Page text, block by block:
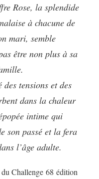
Rose, la splendide
à chacune de
mari, semble
être non plus à sa
tensions et des
dans la chaleur
intime qui
son passé et la fera
l’âge adulte.
Challenge 68 édition